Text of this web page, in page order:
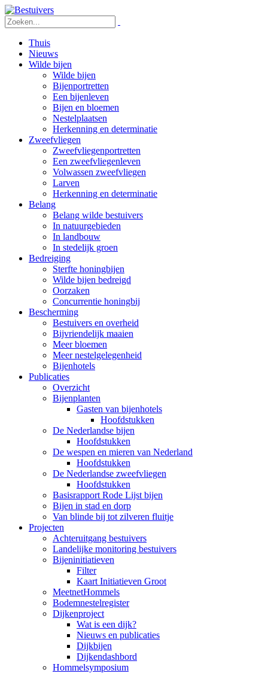
Thuis
Nieuws
Wilde bijen
Wilde bijen
Bijenportretten
Een bijenleven
Bijen en bloemen
Nestelplaatsen
Herkenning en determinatie
Zweefvliegen
Zweefvliegenportretten
Een zweefvliegenleven
Volwassen zweefvliegen
Larven
Herkenning en determinatie
Belang
Belang wilde bestuivers
In natuurgebieden
In landbouw
In stedelijk groen
Bedreiging
Sterfte honingbijen
Wilde bijen bedreigd
Oorzaken
Concurrentie honingbij
Bescherming
Bestuivers en overheid
Bijvriendelijk maaien
Meer bloemen
Meer nestelgelegenheid
Bijenhotels
Publicaties
Overzicht
Bijenplanten
Gasten van bijenhotels
Hoofdstukken
De Nederlandse bijen
Hoofdstukken
De wespen en mieren van Nederland
Hoofdstukken
De Nederlandse zweefvliegen
Hoofdstukken
Basisrapport Rode Lijst bijen
Bijen in stad en dorp
Van blinde bij tot zilveren fluitje
Projecten
Achteruitgang bestuivers
Landelijke monitoring bestuivers
Bijeninitiatieven
Filter
Kaart Initiatieven Groot
MeetnetHommels
Bodemnestelregister
Dijkenproject
Wat is een dijk?
Nieuws en publicaties
Dijkbijen
Dijkendashbord
Hommelsymposium